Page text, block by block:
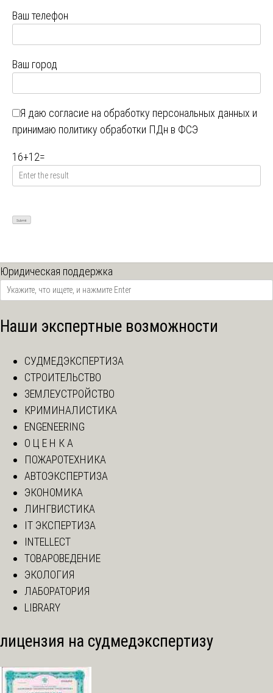
Ваш телефон
Ваш город
Я даю согласие на обработку персональных данных и
принимаю политику обработки ПДн в ФСЭ
16+12=
Юридическая поддержка
Наши экспертные возможности
СУДМЕДЭКСПЕРТИЗА
СТРОИТЕЛЬСТВО
ЗЕМЛЕУСТРОЙСТВО
КРИМИНАЛИСТИКА
ENGENEERING
О Ц Е Н К А
ПОЖАРОТЕХНИКА
АВТОЭКСПЕРТИЗА
ЭКОНОМИКА
ЛИНГВИСТИКА
IT ЭКСПЕРТИЗА
INTELLECT
ТОВАРОВЕДЕНИЕ
ЭКОЛОГИЯ
ЛАБОРАТОРИЯ
LIBRARY
лицензия на судмедэкспертизу